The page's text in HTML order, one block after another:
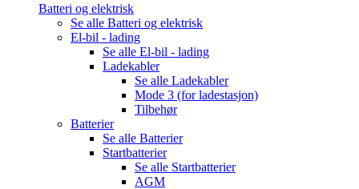
Batteri og elektrisk
Se alle Batteri og elektrisk
El-bil - lading
Se alle El-bil - lading
Ladekabler
Se alle Ladekabler
Mode 3 (for ladestasjon)
Tilbehør
Batterier
Se alle Batterier
Startbatterier
Se alle Startbatterier
AGM